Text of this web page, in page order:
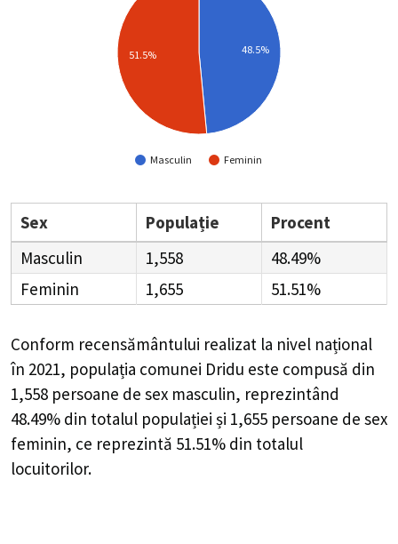
Masculin Feminin
48.5%
51.5%
Sex Populație
Procent
Masculin
1,558
48.49%
Feminin
1,655 51.51%
Conform recensământului realizat la nivel național
în 2021, populația comunei Dridu este compusă din
1,558 persoane de sex masculin, reprezintând
48.49% din totalul populației și 1,655 persoane de sex
feminin, ce reprezintă 51.51% din totalul
locuitorilor.